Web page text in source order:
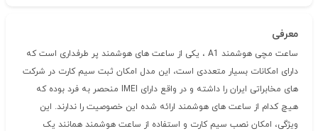
معرفی
ساعت مچی هوشمند A1 ، یکی از ساعت های هوشمند پر طرفداری است که
دارای امکانات بسیار متعددی است، این مدل امکان ثبت سیم کارت در شرکت
های مخابراتی ایران را داشته و در واقع دارای IMEI منحصر به فرد بوده که
هیچ کدام از ساعت های هوشمند ارائه شده این خصوصیت را ندارند. این
ویژگی، امکان نصب سیم کارت و استفاده از ساعت هوشمند همانند یک